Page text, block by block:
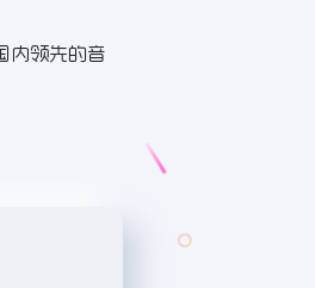
内领先的音